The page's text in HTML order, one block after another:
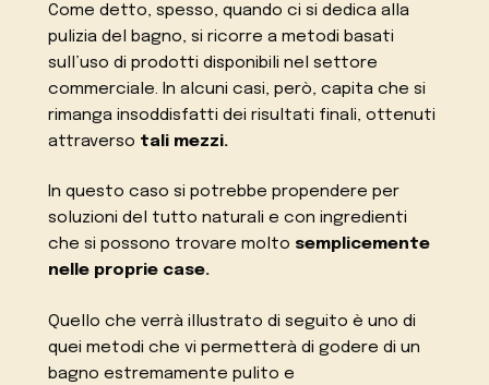
Come detto, spesso, quando ci si dedica alla
pulizia del bagno, si ricorre a metodi basati
sull’uso di prodotti disponibili nel settore
commerciale. In alcuni casi, però, capita che si
rimanga insoddisfatti dei risultati finali, ottenuti
attraverso tali mezzi.
In questo caso si potrebbe propendere per
soluzioni del tutto naturali e con ingredienti
che si possono trovare molto semplicemente
nelle proprie case.
Quello che verrà illustrato di seguito è uno di
quei metodi che vi permetterà di godere di un
bagno estremamente pulito e